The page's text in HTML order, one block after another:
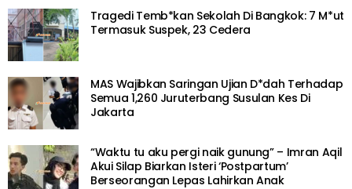
Tragedi Temb*kan Sekolah Di Bangkok: 7 M*ut
Termasuk Suspek, 23 Cedera
MAS Wajibkan Saringan Ujian D*dah Terhadap
Semua 1,260 Juruterbang Susulan Kes Di
Jakarta
“Waktu tu aku pergi naik gunung” – Imran Aqil
Akui Silap Biarkan Isteri ‘Postpartum’
Berseorangan Lepas Lahirkan Anak